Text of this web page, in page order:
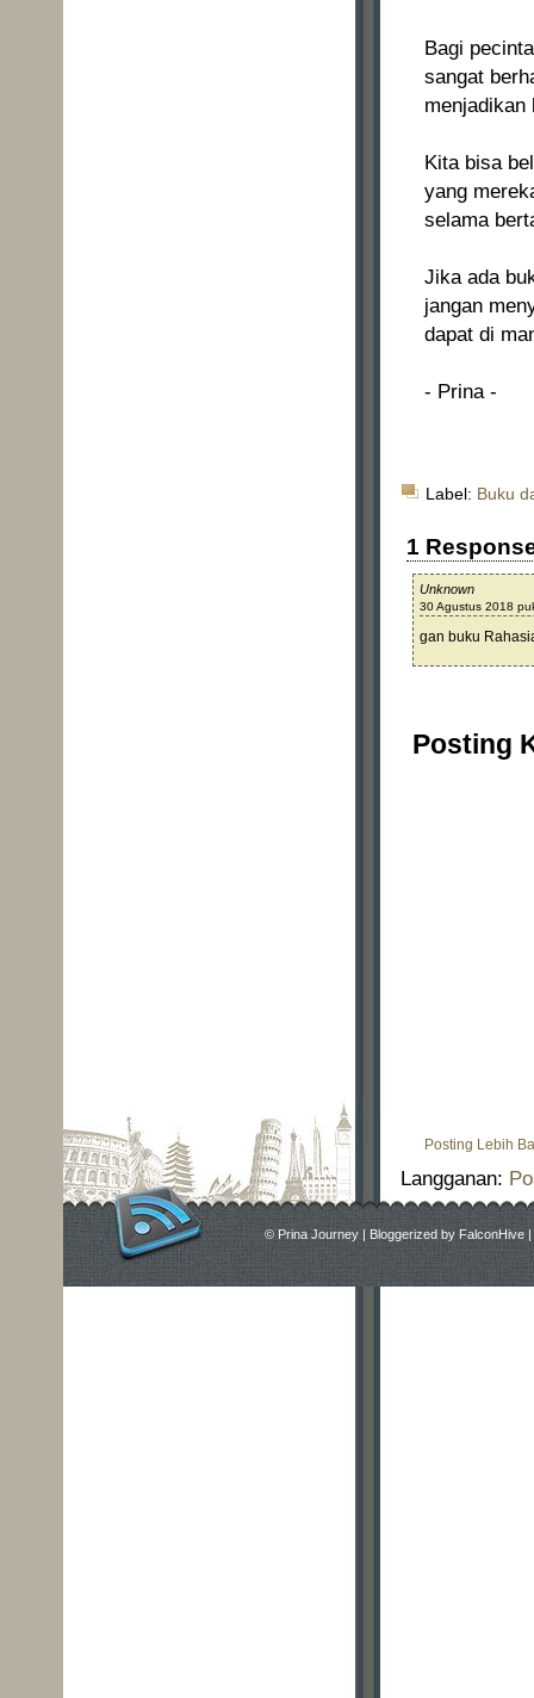
Bagi
sangat
menjadikan
Kita bisa
yang
selama
Jika ada
jangan
dapat di
- Prina -
Label: Buku
1
Unknown
30 Agustus 2018
gan buku
Posting
Posting Lebih
Langganan:
© Prina Journey | Bloggerized by FalconHive |